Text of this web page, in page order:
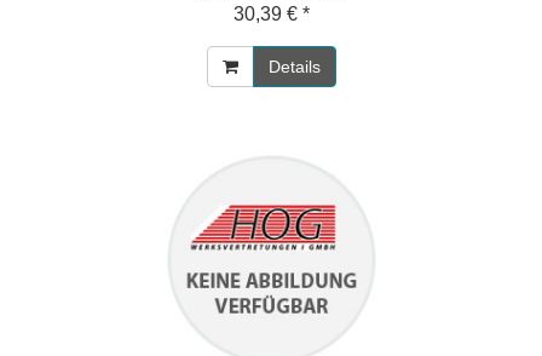
30,39 € *
Details